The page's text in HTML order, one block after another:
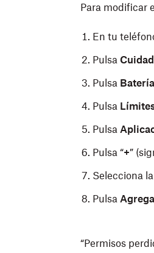
Para modificar
En tu
Pulsa
Pulsa Batería
Pulsa
Pulsa
Pulsa “+”
Selecciona
Pulsa
“Permisos